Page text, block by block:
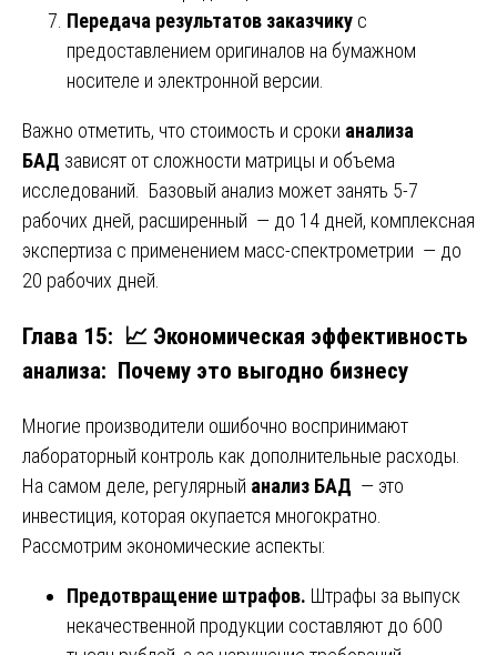
Передача результатов заказчику с
предоставлением оригиналов на бумажном
носителе и электронной версии.
Важно отметить, что стоимость и сроки анализа
БАД зависят от сложности матрицы и объема
исследований. Базовый анализ может занять 5-7
рабочих дней, расширенный — до 14 дней, комплексная
экспертиза с применением масс-спектрометрии — до
20 рабочих дней.
Глава 15: 📈 Экономическая эффективность
анализа: Почему это выгодно бизнесу
Многие производители ошибочно воспринимают
лабораторный контроль как дополнительные расходы.
На самом деле, регулярный анализ БАД — это
инвестиция, которая окупается многократно.
Рассмотрим экономические аспекты:
Предотвращение штрафов. Штрафы за выпуск
некачественной продукции составляют до 600